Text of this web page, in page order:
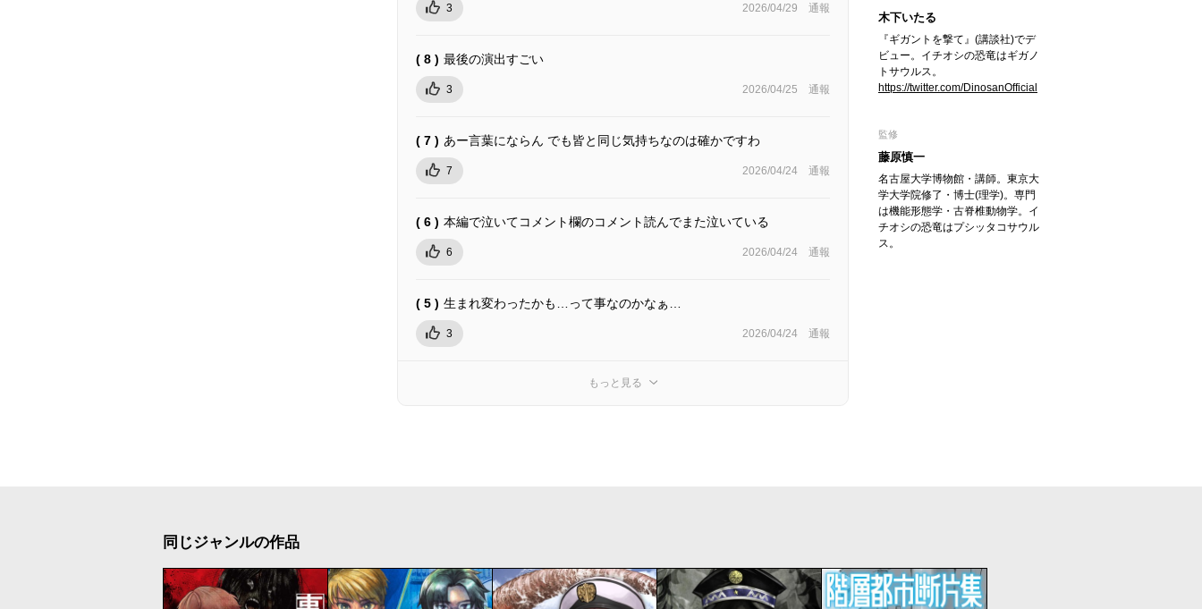
3 2026/04/29 通報
( 8 ) 最後の演出すごい
3 2026/04/25 通報
( 7 ) あー言葉にならん でも皆と同じ気持ちなのは確かですわ
7 2026/04/24 通報
( 6 ) 本編で泣いてコメント欄のコメント読んでまた泣いている
6 2026/04/24 通報
( 5 ) 生まれ変わったかも…って事なのかなぁ…
3 2026/04/24 通報
もっと見る
木下いたる
『ギガントを撃て』(講談社)でデ
ビュー。イチオシの恐竜はギガノ
トサウルス。
https://twitter.com/DinosanOfficial
監修
藤原慎一
名古屋大学博物館・講師。東京大
学大学院修了・博士(理学)。専門
は機能形態学・古脊椎動物学。イ
チオシの恐竜はプシッタコサウル
ス。
同じジャンルの作品